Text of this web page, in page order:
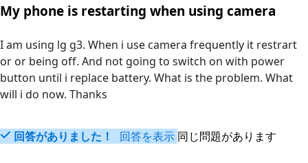
My phone is restarting when using camera
I am using lg g3. When i use camera frequently it restrart
or or being off. And not going to switch on with power
button until i replace battery. What is the problem. What
will i do now. Thanks
回答がありました！ 回答を表示 同じ問題があります